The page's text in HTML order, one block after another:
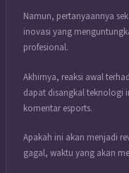
Namun, pertanyaannya
inovasi yang
profesional.
Akhirnya, reaksi awal
dapat disangkal teknologi
komentar esports.
Apakah ini akan menjadi
gagal, waktu yang akan